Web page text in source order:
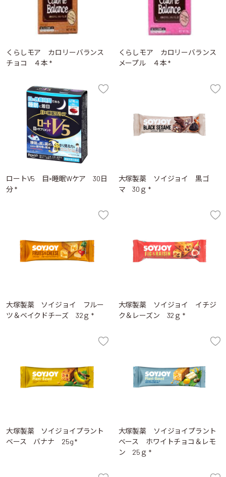
くらしモア カロリーバランス
チョコ ４本 *
くらしモア カロリーバランス
メープル ４本 *
ロートV5 目×睡眠Wケア 30日
分 *
大塚製薬 ソイジョイ 黒ゴ
マ 30ｇ *
大塚製薬 ソイジョイ フルー
ツ＆ベイクドチーズ 32ｇ *
大塚製薬 ソイジョイ イチジ
ク＆レーズン 32ｇ *
大塚製薬 ソイジョイプラント
ベース バナナ 25g *
大塚製薬 ソイジョイプラント
ベース ホワイトチョコ＆レモ
ン 25ｇ *